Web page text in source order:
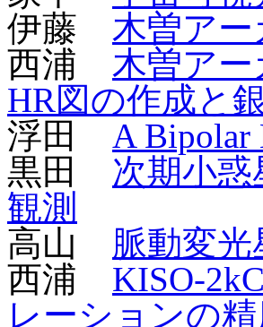
伊藤 木曽ア
西浦 木曽ア
HR図の作成と
浮田 A Bipolar
黒田 次期小
観測
高山 脈動変光
西浦 KISO-
レーションの